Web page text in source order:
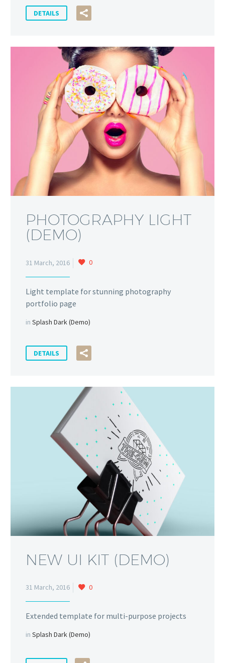
DETAILS
PHOTOGRAPHY LIGHT
(DEMO)
31 March, 2016 0
Light template for stunning photography
portfolio page
in Splash Dark (Demo)
DETAILS
NEW UI KIT (DEMO)
31 March, 2016 0
Extended template for multi-purpose projects
in Splash Dark (Demo)